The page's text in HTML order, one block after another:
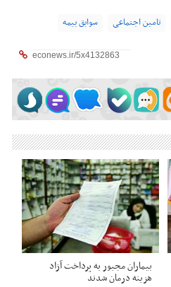
تامین اجتماعی سوابق بیمه
بیماران مجبور به پرداخت آزاد
هزینه درمان شدند